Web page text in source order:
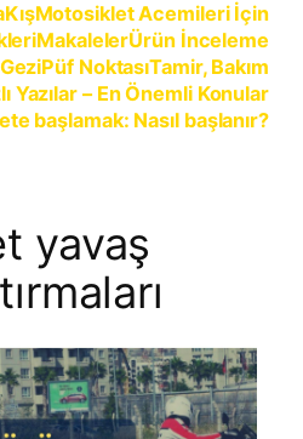
KışMotosiklet Acemileri İçin
MakalelerÜrün İnceleme
Püf NoktasıTamir, Bakım
Yazılar – En Önemli Konular
başlamak: Nasıl başlanır?
yavaş